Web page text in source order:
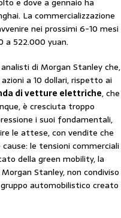
La commercializzazione
nei prossimi 6-10 mesi
a 522.000 yuan.
di Morgan Stanley che,
a 10 dollari, rispetto ai
di vetture elettriche, che
è cresciuta troppo
i suoi fondamentali,
le attese, con vendite che
le tensioni commerciali
della green mobility, la
Stanley, non condiviso
automobilistico creato